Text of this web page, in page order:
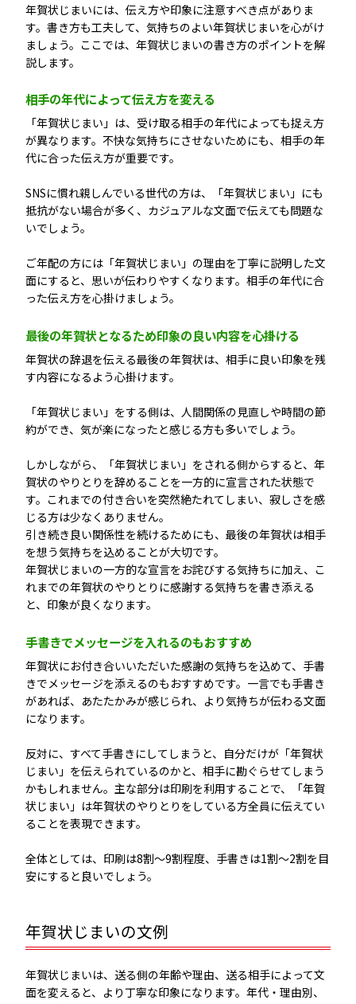
年賀状じまいには、伝え方や印象に注意すべき点がありま
す。書き方も工夫して、気持ちのよい年賀状じまいを心がけ
ましょう。ここでは、年賀状じまいの書き方のポイントを解
説します。
相手の年代によって伝え方を変える
「年賀状じまい」は、受け取る相手の年代によっても捉え方
が異なります。不快な気持ちにさせないためにも、相手の年
代に合った伝え方が重要です。
SNSに慣れ親しんでいる世代の方は、「年賀状じまい」にも
抵抗がない場合が多く、カジュアルな文面で伝えても問題な
いでしょう。
ご年配の方には「年賀状じまい」の理由を丁寧に説明した文
面にすると、思いが伝わりやすくなります。相手の年代に合
った伝え方を心掛けましょう。
最後の年賀状となるため印象の良い内容を心掛ける
年賀状の辞退を伝える最後の年賀状は、相手に良い印象を残
す内容になるよう心掛けます。
「年賀状じまい」をする側は、人間関係の見直しや時間の節
約ができ、気が楽になったと感じる方も多いでしょう。
しかしながら、「年賀状じまい」をされる側からすると、年
賀状のやりとりを辞めることを一方的に宣言された状態で
す。これまでの付き合いを突然絶たれてしまい、寂しさを感
じる方は少なくありません。
引き続き良い関係性を続けるためにも、最後の年賀状は相手
を想う気持ちを込めることが大切です。
年賀状じまいの一方的な宣言をお詫びする気持ちに加え、こ
れまでの年賀状のやりとりに感謝する気持ちを書き添える
と、印象が良くなります。
手書きでメッセージを入れるのもおすすめ
年賀状にお付き合いいただいた感謝の気持ちを込めて、手書
きでメッセージを添えるのもおすすめです。一言でも手書き
があれば、あたたかみが感じられ、より気持ちが伝わる文面
になります。
反対に、すべて手書きにしてしまうと、自分だけが「年賀状
じまい」を伝えられているのかと、相手に勘ぐらせてしまう
かもしれません。主な部分は印刷を利用することで、「年賀
状じまい」は年賀状のやりとりをしている方全員に伝えてい
ることを表現できます。
全体としては、印刷は8割〜9割程度、手書きは1割〜2割を目
安にすると良いでしょう。
年賀状じまいの文例
年賀状じまいは、送る側の年齢や理由、送る相手によって文
面を変えると、より丁寧な印象になります。年代・理由別、